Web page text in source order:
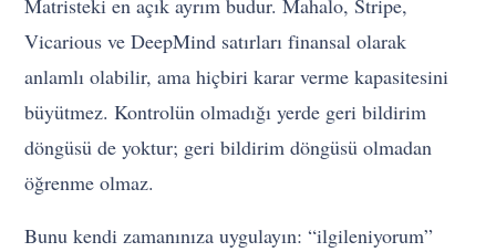
Vicarious ve DeepMind satırları finansal olarak
anlamlı olabilir, ama hiçbiri karar verme kapasitesini
büyütmez. Kontrolün olmadığı yerde geri bildirim
döngüsü de yoktur; geri bildirim döngüsü olmadan
öğrenme olmaz.
Bunu kendi zamanınıza uygulayın: “ilgileniyorum”